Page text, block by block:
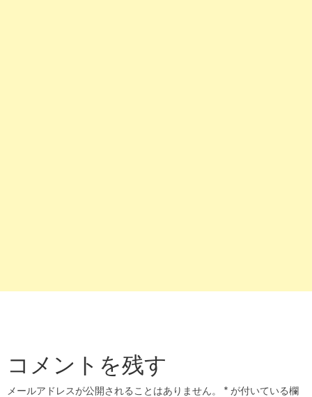
コメントを残す
メールアドレスが公開されることはありません。 * が付いている欄